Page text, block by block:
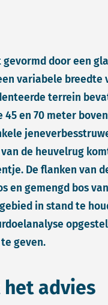
gevormd door een
variabele breedte
terrein
en 70 meter
de heuvelrug
De flanken van
en gemengd bos
in stand te
geven.
advies